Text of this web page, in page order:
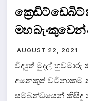
ක්‍රෙඩිට්
මහ බැංකුවෙන්
AUGUST 22, 2021
විද්‍යුත් මුදල් හුවමාරු
අනෙකුත් වටිනාකම
සම්බන්ධයෙන් කිසිදු